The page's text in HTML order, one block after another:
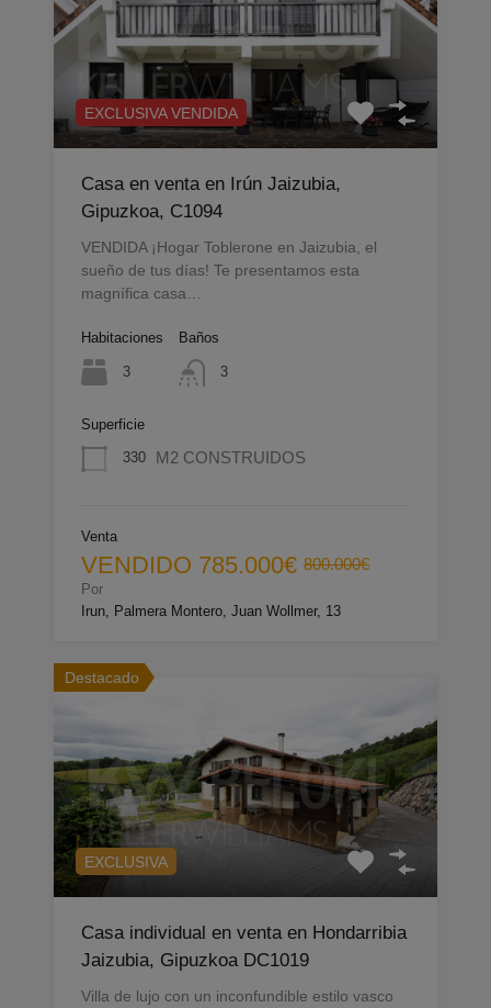
EXCLUSIVA VENDIDA
Casa en venta en Irún Jaizubia,
Gipuzkoa, C1094
VENDIDA ¡Hogar Toblerone en Jaizubia, el
sueño de tus días! Te presentamos esta
magnífica casa…
Habitaciones
3
Baños
3
Superficie
330 M2 CONSTRUIDOS
Venta
VENDIDO 785.000€ 800.000€
Por
Irun, Palmera Montero, Juan Wollmer, 13
Destacado
EXCLUSIVA
Casa individual en venta en Hondarribia
Jaizubia, Gipuzkoa DC1019
Villa de lujo con un inconfundible estilo vasco